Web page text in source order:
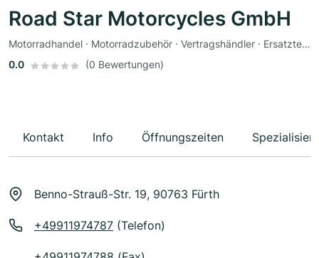
Road Star Motorcycles GmbH
Motorradhandel · Motorradzubehör · Vertragshändler · Ersatzteile · Motorradwerkstatt · Werkstatt · Bekleidungsgeschäft · Fahrzeuglackierungen
0.0
(0 Bewertungen)
Kontakt Info Öffnungszeiten
Benno-Strauß-Str. 19, 90763 Fürth
+49911974787 (Telefon)